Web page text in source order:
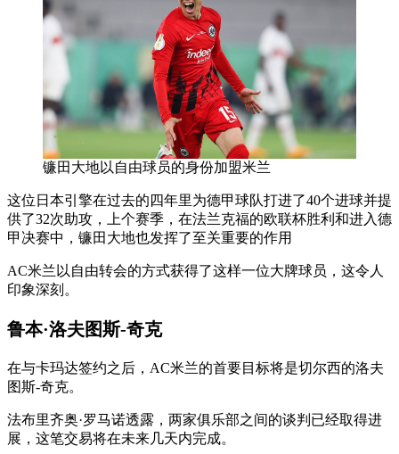
镰田大地以自由球员的身份加盟米兰
这位日本引擎在过去的四年里为德甲球队打进了40个进球并提
供了32次助攻，上个赛季，在法兰克福的欧联杯胜利和进入德
甲决赛中，镰田大地也发挥了至关重要的作用
AC米兰以自由转会的方式获得了这样一位大牌球员，这令人
印象深刻。
鲁本·洛夫图斯-奇克
在与卡玛达签约之后，AC米兰的首要目标将是切尔西的洛夫
图斯-奇克。
法布里齐奥·罗马诺透露，两家俱乐部之间的谈判已经取得进
展，这笔交易将在未来几天内完成。